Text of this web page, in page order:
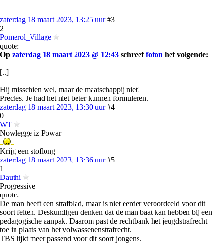
zaterdag 18 maart 2023, 13:25 uur #3
2
Pomerol_Village
quote:
Op zaterdag 18 maart 2023 @ 12:43 schreeffoton het volgende:
[..]
Hij misschien wel, maar de maatschappij niet!
Precies. Je had het niet beter kunnen formuleren.
zaterdag 18 maart 2023, 13:30 uur #4
0
WT
Nowlegge iz Powar
Krijg een stoflong
zaterdag 18 maart 2023, 13:36 uur #5
1
Dauthi
Progressive
quote:
De man heeft een strafblad, maar is niet eerder veroordeeld voor dit
soort feiten. Deskundigen denken dat de man baat kan hebben bij een
pedagogische aanpak. Daarom past de rechtbank het jeugdstrafrecht
toe in plaats van het volwassenenstrafrecht.
TBS lijkt meer passend voor dit soort jongens.